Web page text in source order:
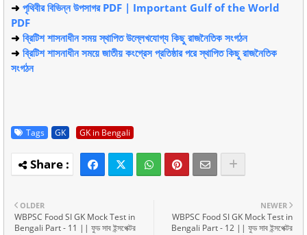
➜ পৃথিবীর বিভিন্ন উপসাগর PDF | Important Gulf of the World
PDF
➜ ব্রিটিশ শাসনাধীন সময় স্থাপিত উল্লেখযোগ্য কিছু রাজনৈতিক সংগঠন
➜ ব্রিটিশ শাসনাধীন সময়ে জাতীয় কংগ্রেস প্রতিষ্ঠার পরে স্থাপিত কিছু রাজনৈতিক
সংগঠন
Tags GK GK in Bengali
NEWER
WBPSC Food SI GK Mock Test in
Bengali Part - 12 || ফুড সাব ইন্সপেক্টর
OLDER
WBPSC Food SI GK Mock Test in
Bengali Part - 11 || ফুড সাব ইন্সপেক্টর